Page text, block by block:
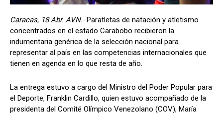
Caracas, 18 Abr. AVN.-Paratletas de natación y atletismo
concentrados en el estado Carabobo recibieron la
indumentaria genérica de la selección nacional para
representar al país en las competencias internacionales que
tienen en agenda en lo que resta de año.
La entrega estuvo a cargo del Ministro del Poder Popular para
el Deporte, Franklin Cardillo, quien estuvo acompañado de la
presidenta del Comité Olímpico Venezolano (COV), María